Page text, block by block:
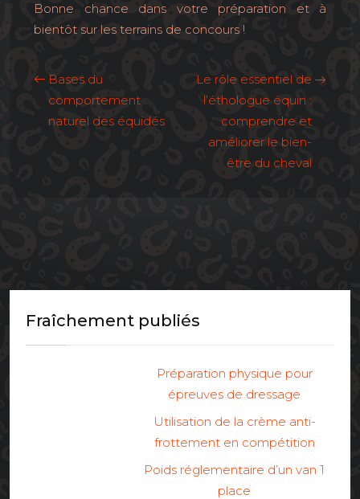
Bonne chance dans votre préparation et à
bientôt sur les terrains de concours !
Bases du
comportement
naturel des équidés
Le rôle essentiel de
l’éthologue équin :
comprendre et
améliorer le bien-
être du cheval
Fraîchement publiés
Préparation physique pour
épreuves de dressage
Utilisation de la crème anti-
frottement en compétition
Poids réglementaire d’un van 1
place